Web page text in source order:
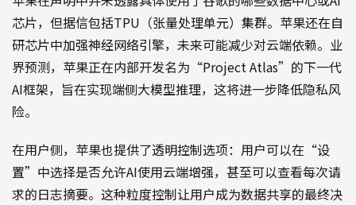
芯片，但据信包括TPU（张量处理单元）集群。苹果还在自
研芯片中加强神经网络引擎，未来可能减少对云端依赖。业
界预测，苹果正在内部开发名为“Project Atlas”的下一代
AI框架，旨在实现端侧大模型推理，这将进一步降低隐私风
险。
在用户侧，苹果也提供了透明控制选项：用户可以在“设
置”中选择是否允许AI使用云端增强，甚至可以查看每次请
求的日志摘要。这种粒度控制让用户成为数据共享的最终决